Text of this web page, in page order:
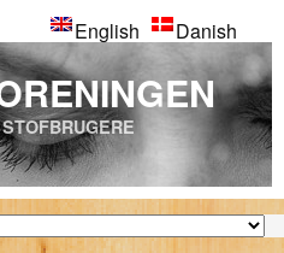
English Danish